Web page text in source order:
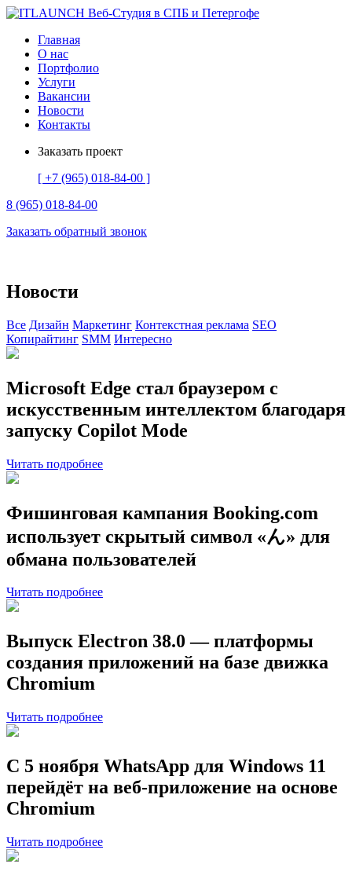
Skip
contentГлавная
О нас
Портфолио
Услуги
Вакансии
Новости
Контакты
Заказать проект
[ +7 (965) 018-84-00 ]
8 (965) 018-84-00
Заказать обратный звонок
Новости
Все Дизайн Маркетинг Контекстная реклама SEO
Копирайтинг SMM Интересно
Microsoft Edge стал браузером с
искусственным интеллектом благодаря
запуску Copilot Mode
Читать подробнее
Фишинговая кампания Booking.com
использует скрытый символ «ん» для
обмана пользователей
Читать подробнее
Выпуск Electron 38.0 — платформы
создания приложений на базе движка
Chromium
Читать подробнее
С 5 ноября WhatsApp для Windows 11
перейдёт на веб-приложение на основе
Chromium
Читать подробнее